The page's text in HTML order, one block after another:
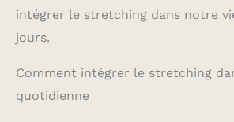
intégrer le stretching dans notre
jours.
Comment intégrer le stretching
quotidienne